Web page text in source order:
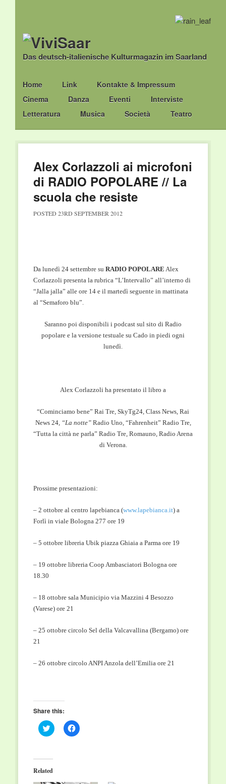
Das deutsch-italienische Kulturmagazin im Saarland
Main menu
Skip
to
content
Home Link
Kontakte & Impressum
Cinema
Danza Eventi
Interviste
Letteratura
Musica Società Teatro
Alex Corlazzoli ai microfoni
di RADIO POPOLARE // La
scuola che resiste
POSTED 23RD SEPTEMBER 2012
Da lunedì 24 settembre su RADIO POPOLARE Alex
Corlazzoli presenta la rubrica “L’Intervallo” all’interno di
“Jalla jalla” alle ore 14 e il martedì seguente in mattinata
al “Semaforo blu”.
Saranno poi disponibili i podcast sul sito di Radio
popolare e la versione testuale su Cado in piedi ogni
lunedì.
Alex Corlazzoli ha presentato il libro a
“Cominciamo bene” Rai Tre, SkyTg24, Class News, Rai
News 24, “La notte”Radio Uno, “Fahrenheit” Radio Tre,
“Tutta la città ne parla” Radio Tre, Romauno, Radio Arena
di Verona.
Prossime presentazioni:
– 2 ottobre al centro lapebianca (www.lapebianca.it) a
Forlì in viale Bologna 277 ore 19
– 5 ottobre libreria Ubik piazza Ghiaia a Parma ore 19
– 19 ottobre libreria Coop Ambasciatori Bologna ore
18.30
– 18 ottobre sala Municipio via Mazzini 4 Besozzo
(Varese) ore 21
– 25 ottobre circolo Sel della Valcavallina (Bergamo) ore
21
– 26 ottobre circolo ANPI Anzola dell’Emilia ore 21
Share this:
Click
to
(Opens
in
new
Click
to
Related